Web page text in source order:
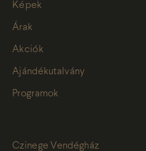
Képek
Árak
Akciók
Ajándékutalvány
Programok
Czinege Vendégház